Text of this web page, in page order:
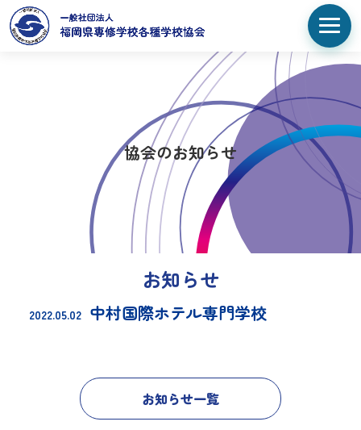
協会のお知らせ
お知らせ
2022.05.02 中村国際ホテル専門学校
お知らせ一覧